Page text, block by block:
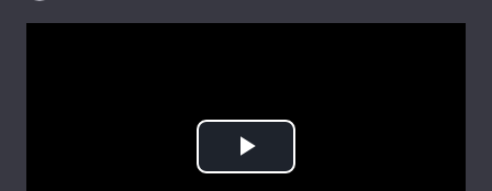
Здоров'я Туризм
Регіони
Play